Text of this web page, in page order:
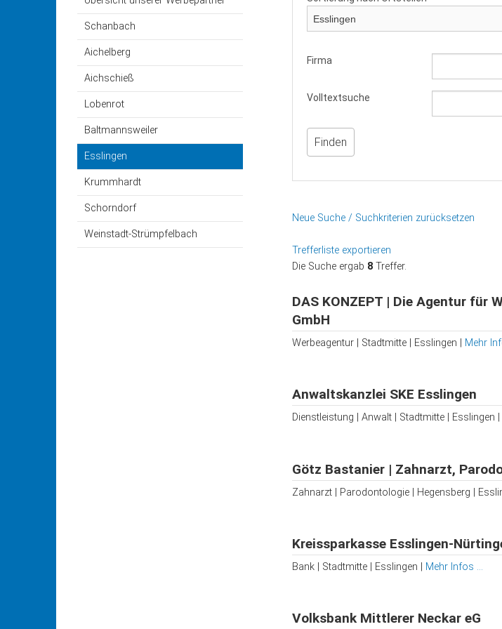
Der Vorstand
Die Fahrer
Satzung
Aichschieß
Krummhardt
Schanbach
Aichelberg
Aichschieß
Lobenrot
Baltmannsweiler
Esslingen
Krummhardt
Schorndorf
Weinstadt-Strümpfelbach
Firma
Volltextsuche
Neue Suche / Suchkriterien zurücksetzen
Trefferliste exportieren
Die Suche ergab 8 Treffer.
DAS KONZEPT | Die Agentur für
GmbH
Werbeagentur | Stadtmitte | Esslingen | Mehr
Anwaltskanzlei SKE Esslingen
Dienstleistung | Anwalt | Stadtmitte | Esslingen |
Götz Bastanier | Zahnarzt,
Zahnarzt | Parodontologie | Hegensberg |
Kreissparkasse Esslingen-
Bank | Stadtmitte | Esslingen | Mehr Infos ...
Volksbank Mittlerer Neckar eG